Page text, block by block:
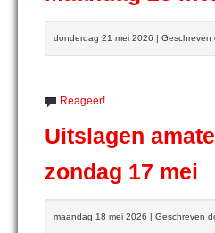
donderdag 21 mei 2026 | Geschreven
Reageer!
Uitslagen
zondag 17 mei
maandag 18 mei 2026 | Geschreven